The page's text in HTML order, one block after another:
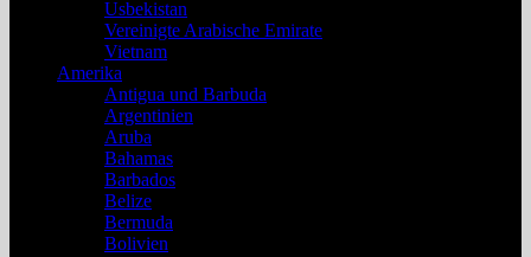
Usbekistan
Vereinigte Arabische Emirate
Vietnam
Amerika
Antigua und Barbuda
Argentinien
Aruba
Bahamas
Barbados
Belize
Bermuda
Bolivien